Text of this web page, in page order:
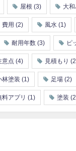
屋根 (3) 大
費用 (2) 風水 (1)
耐用年数 (3) ピ
意点 (4) 見積もり
林塗装 (1) 足場 (2)
料アプリ (1) 塗装